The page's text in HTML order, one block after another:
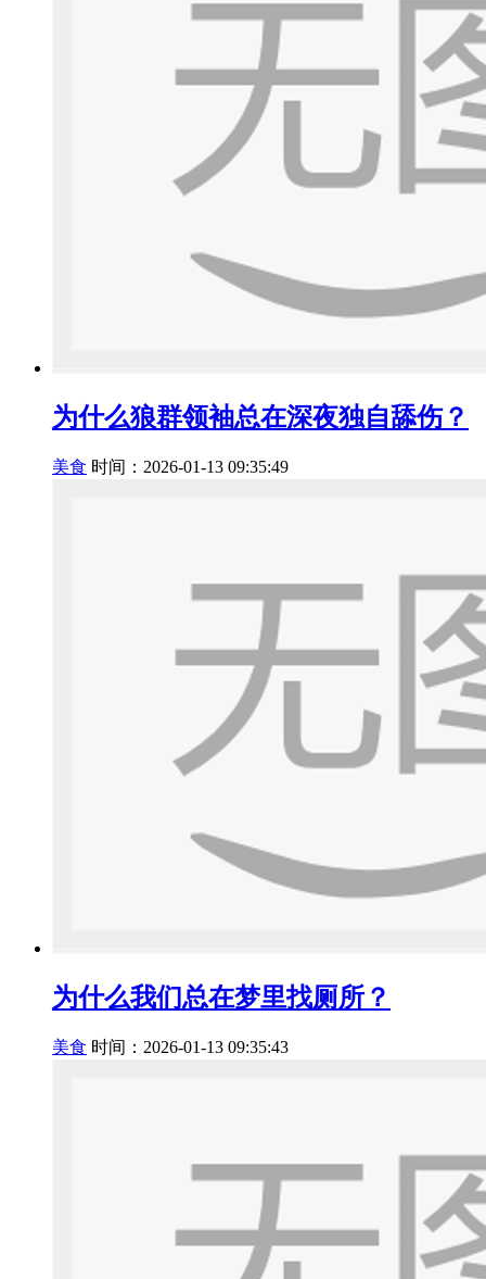
为什么狼群领袖总在深夜独自舔伤？
美食 时间：2026-01-13 09:35:49
为什么我们总在梦里找厕所？
美食 时间：2026-01-13 09:35:43